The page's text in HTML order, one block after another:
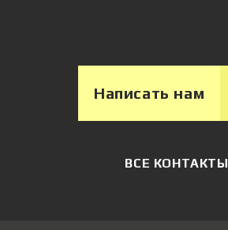
Написать нам
ВСЕ КОНТАКТЫ